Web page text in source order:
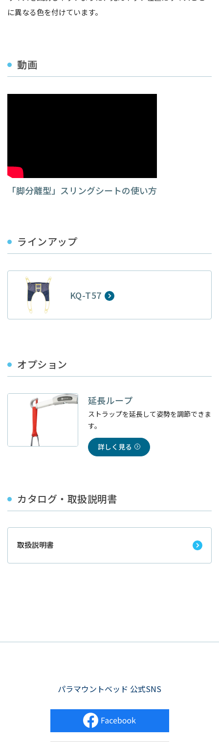
に異なる色を付けています。
動画
「脚分離型」スリングシートの使い方
ラインアップ
KQ-T57
オプション
延長ループ
ストラップを延長して姿勢を調節できま
す。
詳しく見る
カタログ・取扱説明書
取扱説明書
パラマウントベッド 公式SNS